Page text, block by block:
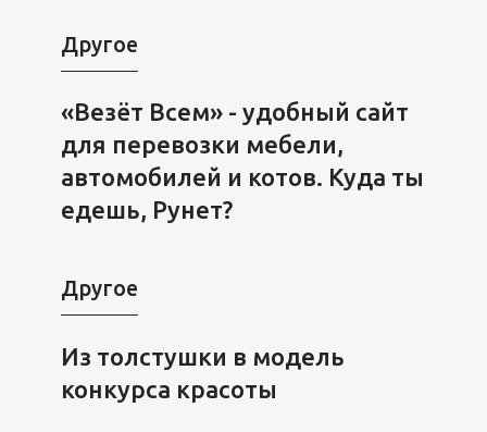
Другое
«Везёт Всем» - удобный сайт
для перевозки мебели,
автомобилей и котов. Куда ты
едешь, Рунет?
Другое
Из толстушки в модель
конкурса красоты